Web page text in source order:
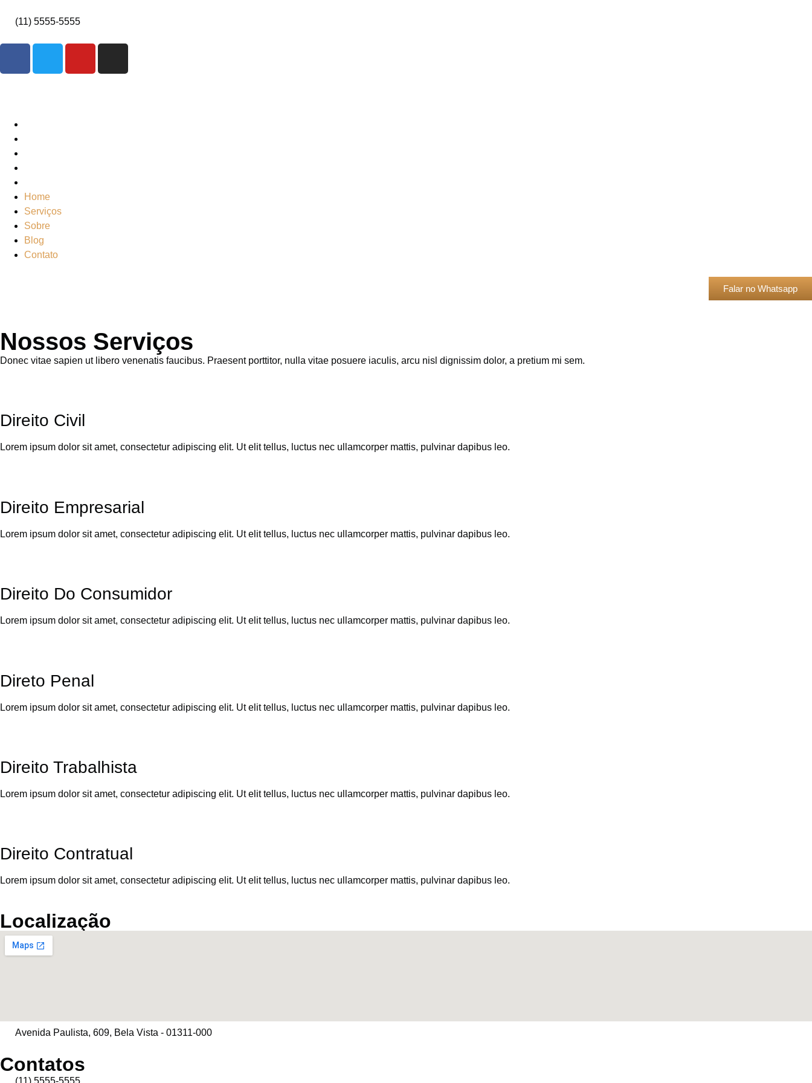
(11) 5555-5555
Home
Serviços
Sobre
Blog
Contato
Falar no Whatsapp
Nossos Serviços
Donec vitae sapien ut libero venenatis faucibus. Praesent porttitor, nulla vitae posuere iaculis, arcu nisl dignissim dolor, a pretium mi sem.
Direito Civil
Lorem ipsum dolor sit amet, consectetur adipiscing elit. Ut elit tellus, luctus nec ullamcorper mattis, pulvinar dapibus leo.
Direito Empresarial
Lorem ipsum dolor sit amet, consectetur adipiscing elit. Ut elit tellus, luctus nec ullamcorper mattis, pulvinar dapibus leo.
Direito Do Consumidor
Lorem ipsum dolor sit amet, consectetur adipiscing elit. Ut elit tellus, luctus nec ullamcorper mattis, pulvinar dapibus leo.
Direto Penal
Lorem ipsum dolor sit amet, consectetur adipiscing elit. Ut elit tellus, luctus nec ullamcorper mattis, pulvinar dapibus leo.
Direito Trabalhista
Lorem ipsum dolor sit amet, consectetur adipiscing elit. Ut elit tellus, luctus nec ullamcorper mattis, pulvinar dapibus leo.
Direito Contratual
Lorem ipsum dolor sit amet, consectetur adipiscing elit. Ut elit tellus, luctus nec ullamcorper mattis, pulvinar dapibus leo.
Localização
Avenida Paulista, 609, Bela Vista - 01311-000
Contatos
(11) 5555-5555